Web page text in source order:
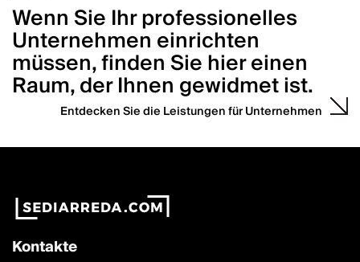
Wenn Sie Ihr professionelles
Unternehmen einrichten
müssen, finden Sie hier einen
Raum, der Ihnen gewidmet ist.
Entdecken Sie die Leistungen für Unternehmen
Kontakte